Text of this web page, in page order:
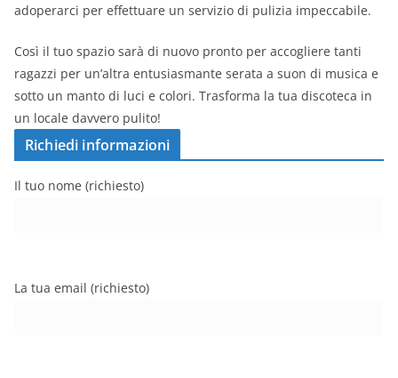
adoperarci per effettuare un servizio di pulizia impeccabile.
Così il tuo spazio sarà di nuovo pronto per accogliere tanti
ragazzi per un’altra entusiasmante serata a suon di musica e
sotto un manto di luci e colori. Trasforma la tua discoteca in
un locale davvero pulito!
Richiedi informazioni
Il tuo nome (richiesto)
La tua email (richiesto)